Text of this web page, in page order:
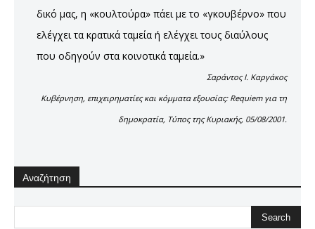
δικό μας, η «κουλτούρα» πάει με το «γκουβέρνο» που
ελέγχει τα κρατικά ταμεία ή ελέγχει τους διαύλους
που οδηγούν στα κοινοτικά ταμεία.»
Σαράντος Ι. Καργάκος
Κυβέρνηση, επιχειρηματίες και κόμματα εξουσίας: Requiem για τη
δημοκρατία, Τύπος της Κυριακής, 05/08/2001.
Αναζήτηση